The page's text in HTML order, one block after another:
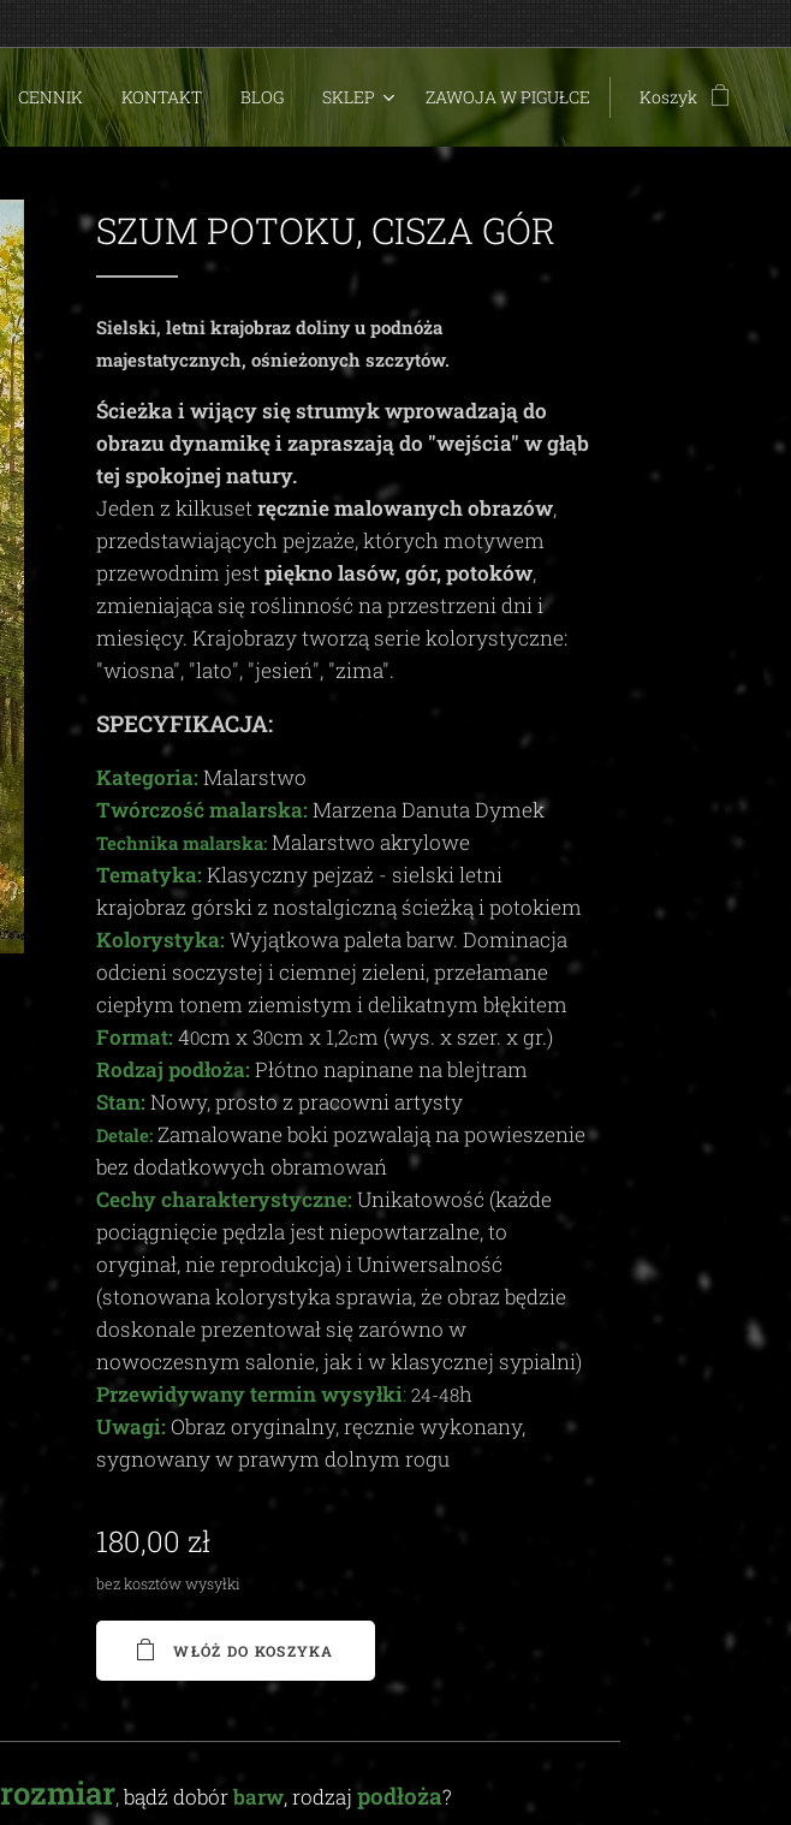
CENNIK KONTAKT BLOG SKLEP ZAWOJA W PIGUŁCE Koszyk
SZUM POTOKU, CISZA GÓR
Sielski, letni krajobraz doliny u podnóża
majestatycznych, ośnieżonych szczytów.
Ścieżka i wijący się strumyk wprowadzają do
obrazu dynamikę i zapraszają do "wejścia" w głąb
tej spokojnej natury.
Jeden z kilkusetręcznie malowanych obrazów,
przedstawiających pejzaże, których motywem
przewodnim jestpiękno lasów, gór, potoków,
zmieniająca się roślinność na przestrzeni dni i
miesięcy. Krajobrazy tworzą serie kolorystyczne:
"wiosna", "lato", "jesień", "zima".
SPECYFIKACJA:
Kategoria: Malarstwo
Twórczość malarska:Marzena Danuta Dymek
Technika malarska: Malarstwo akrylowe
Tematyka: Klasyczny pejzaż - sielski letni
krajobraz górski z nostalgiczną ścieżką i potokiem
Kolorystyka: Wyjątkowa paleta barw. Dominacja
odcieni soczystej i ciemnej zieleni, przełamane
ciepłym tonem ziemistym i delikatnym błękitem
Format: 40cm x 30cm x 1,2cm (wys. x szer. x gr.)
Rodzaj podłoża: Płótno napinane na blejtram
Stan: Nowy, prosto z pracowni artysty
Detale: Zamalowane boki pozwalają na powieszenie
bez dodatkowych obramowań
Cechy charakterystyczne: Unikatowość (każde
pociągnięcie pędzla jest niepowtarzalne, to
oryginał, nie reprodukcja) i Uniwersalność
(stonowana kolorystyka sprawia, że obraz będzie
doskonale prezentował się zarówno w
nowoczesnym salonie, jak i w klasycznej sypialni)
Przewidywany termin wysyłki: 24-48h
Uwagi: Obraz oryginalny, ręcznie wykonany,
sygnowany w prawym dolnym rogu
180,00 zł
bez kosztów wysyłki
WŁÓŻ DO KOSZYKA
rozmiar,bądź dobórbarw, rodzaj podłoża?